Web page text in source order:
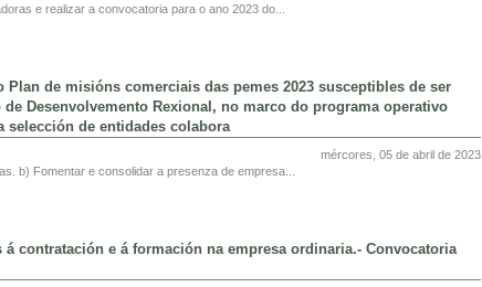
e realizar a convocatoria para o ano 2023 do...
Plan de misións comerciais das pemes 2023 susceptibles de ser
Desenvolvemento Rexional, no marco do programa operativo
selección de entidades colabora
mércores, 05 de abril de 2023
b) Fomentar e consolidar a presenza de empresa...
contratación e á formación na empresa ordinaria.- Convocatoria